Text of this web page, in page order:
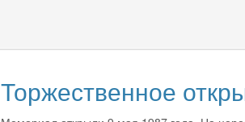
Торжественное